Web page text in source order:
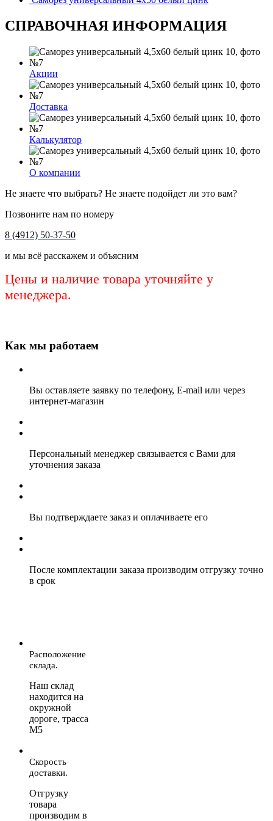
СПРАВОЧНАЯ ИНФОРМАЦИЯ
Акции
Доставка
Калькулятор
О компании
Не знаете что выбрать? Не знаете подойдет ли это вам?
Позвоните нам по номеру
8 (4912) 50-37-50
и мы всё расскажем и объясним
Цены и наличие товара уточняйте у
менеджера.
Как мы работаем
Вы оставляете заявку по телефону, E-mail или через
интернет-магазин
Персональный менеджер связывается с Вами для
уточнения заказа
Вы подтверждаете заказ и оплачиваете его
После комплектации заказа производим отгрузку точно
в срок
Расположение
склада.
Наш склад
находится на
окружной
дороге, трасса
М5
Скорость
доставки.
Отгрузку
товара
производим в